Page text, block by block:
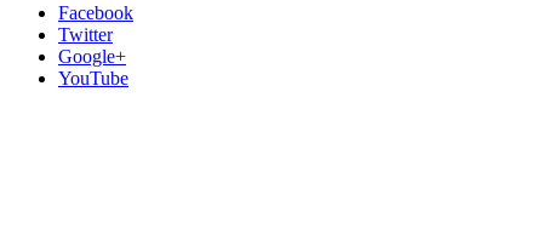
Facebook
Twitter
Google+
YouTube